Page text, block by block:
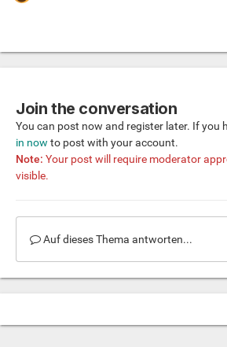
Join the conversation
You can post now and register later. If you
in now to post with your account.
Note: Your post will require moderator
visible.
Auf dieses Thema antworten...